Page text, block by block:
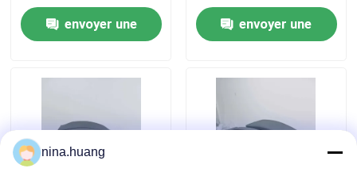
nouvelles
Électro table hydraulique d'opération
Circuit hydraulique de Tableau d'opération
cadre de la colonne
vertébraleenvoyer une
envoyer une
nina.huang